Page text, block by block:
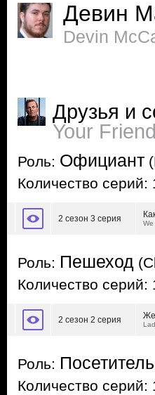
Девин
Devin
Друзья и
Your
Роль: Официант
Количество серий:
2 сезон 3 серия
Роль: Пешеход
Количество серий:
2 сезон 2 серия
Роль:
Количество серий: